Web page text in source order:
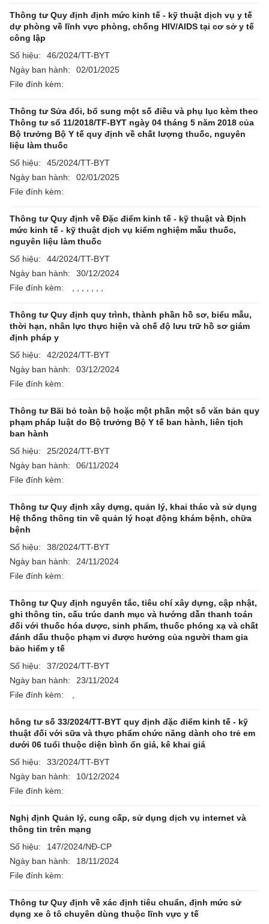
Thông tư Quy định định mức kinh tế - kỹ thuật dịch vụ y tế
dự phòng về lĩnh vực phòng, chống HIV/AIDS tại cơ sở y tế
công lập
Số hiệu:
46/2024/TT-BYT
Ngày ban hành:
02/01/2025
File đính kèm:
Thông tư Sửa đổi, bổ sung một số điều và phụ lục kèm theo
Thông tư sổ 11/2018/TF-BYT ngày 04 tháng 5 năm 2018 của
Bộ trưởng Bộ Y tế quy định về chất lượng thuốc, nguyên
liệu làm thuốc
Số hiệu:
45/2024/TT-BYT
Ngày ban hành:
02/01/2025
File đính kèm:
Thông tư Quy định về Đặc điểm kinh tế - kỹ thuật và Định
mức kinh tế - kỹ thuật dịch vụ kiểm nghiệm mẫu thuốc,
nguyên liệu làm thuốc
Số hiệu:
44/2024/TT-BYT
Ngày ban hành:
30/12/2024
File đính kèm:
Thông tư Quy định quy trình, thành phần hồ sơ, biểu mẫu,
thời hạn, nhân lực thực hiện và chế độ lưu trữ hồ sơ giám
định pháp y
Số hiệu:
42/2024/TT-BYT
Ngày ban hành:
03/12/2024
File đính kèm:
Thông tư Bãi bỏ toàn bộ hoặc một phần một số văn bản quy
phạm pháp luật do Bộ trưởng Bộ Y tế ban hành, liên tịch
ban hành
Số hiệu:
25/2024/TT-BYT
Ngày ban hành:
06/11/2024
File đính kèm:
Thông tư Quy định xây dựng, quản lý, khai thác và sử dụng
Hệ thống thông tin về quản lý hoạt động khám bệnh, chữa
bệnh
Số hiệu:
38/2024/TT-BYT
Ngày ban hành:
24/11/2024
File đính kèm:
Thông tư Quy định nguyên tắc, tiêu chí xây dựng, cập nhật,
ghi thông tin, cấu trúc danh mục và hướng dẫn thanh toán
đối với thuốc hóa dược, sinh phẩm, thuốc phóng xạ và chất
đánh dấu thuộc phạm vi được hưởng của người tham gia
bảo hiểm y tế
Số hiệu:
37/2024/TT-BYT
Ngày ban hành:
23/11/2024
File đính kèm:
hông tư số 33/2024/TT-BYT quy định đặc điểm kinh tế - kỹ
thuật đối với sữa và thực phẩm chức năng dành cho trẻ em
dưới 06 tuổi thuộc diện bình ổn giá, kê khai giá
Số hiệu:
33/2024/TT-BYT
Ngày ban hành:
10/12/2024
File đính kèm:
Nghị định Quản lý, cung cấp, sử dụng dịch vụ internet và
thông tin trên mạng
Số hiệu:
147/2024/NĐ-CP
Ngày ban hành:
18/11/2024
File đính kèm:
Thông tư Quy định về xác định tiêu chuẩn, định mức sử
dụng xe ô tô chuyên dùng thuộc lĩnh vực y tế